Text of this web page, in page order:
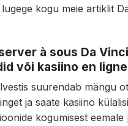
kogu meie artiklit
à sous Da
või kasiino en ligne
suurendab mängu
ja saate kasiino külalisi
kogumisest eemale